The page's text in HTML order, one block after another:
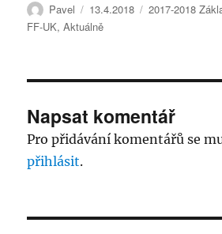
Autor:
Pavel Publikováno:
13.4.2018 Rubriky:
2017-2018
FF-UK,Aktuálně
Napsat komentář
Pro přidávání komentářů se
přihlásit.